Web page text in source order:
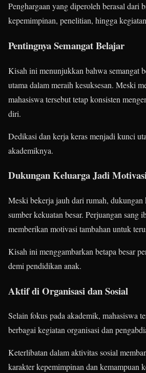
Penghargaan yang diperoleh berasal dari
kepemimpinan, penelitian, hingga
Pentingnya Semangat Belajar
Kisah ini menunjukkan bahwa semangat
utama dalam meraih kesuksesan. Meski
mahasiswa tersebut tetap konsisten
diri.
Dedikasi dan kerja keras menjadi kunci
akademiknya.
Dukungan Keluarga Jadi
Meski bekerja jauh dari rumah, dukungan
sumber kekuatan besar. Perjuangan sang
memberikan motivasi tambahan untuk
Kisah ini menggambarkan betapa besar
demi pendidikan anak.
Aktif di Organisasi dan Sosial
Selain fokus pada akademik, mahasiswa
berbagai kegiatan organisasi dan
Keterlibatan dalam aktivitas sosial
karakter kepemimpinan dan kemampuan